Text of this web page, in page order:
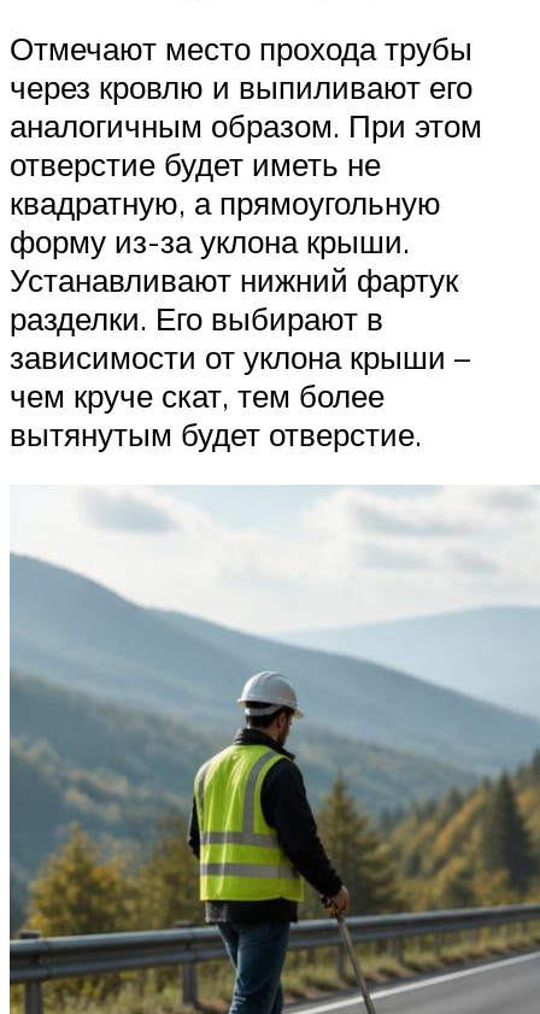
Отмечают место прохода трубы
через кровлю и выпиливают его
аналогичным образом. При этом
отверстие будет иметь не
квадратную, а прямоугольную
форму из-за уклона крыши.
Устанавливают нижний фартук
разделки. Его выбирают в
зависимости от уклона крыши –
чем круче скат, тем более
вытянутым будет отверстие.